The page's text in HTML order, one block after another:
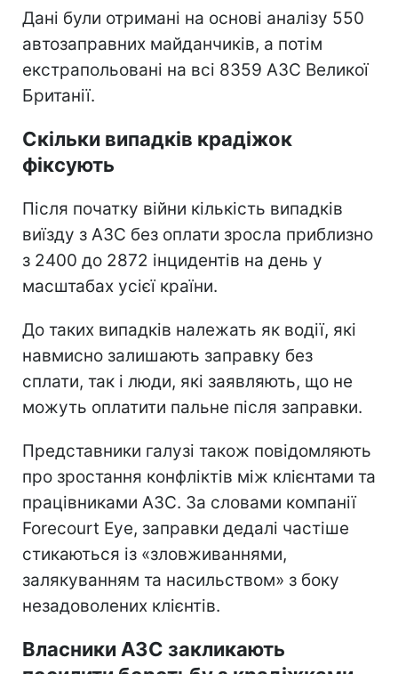
Дані були отримані на основі аналізу 550
автозаправних майданчиків, а потім
екстрапольовані на всі 8359 АЗС Великої
Британії.
Скільки випадків крадіжок
фіксують
Після початку війни кількість випадків
виїзду з АЗС без оплати зросла приблизно
з 2400 до 2872 інцидентів на день у
масштабах усієї країни.
До таких випадків належать як водії, які
навмисно залишають заправку без
сплати, так і люди, які заявляють, що не
можуть оплатити пальне після заправки.
Представники галузі також повідомляють
про зростання конфліктів між клієнтами та
працівниками АЗС. За словами компанії
Forecourt Eye, заправки дедалі частіше
стикаються із «зловживаннями,
залякуванням та насильством» з боку
незадоволених клієнтів.
Власники АЗС закликають